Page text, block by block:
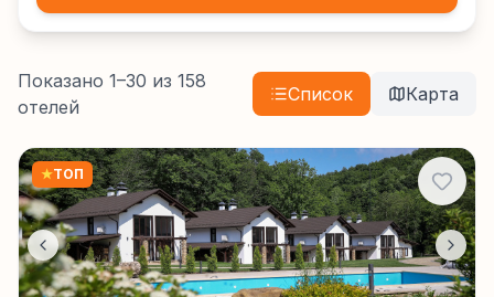
Показано 1–30 из 158
отелей
Список Карта
★ТОП